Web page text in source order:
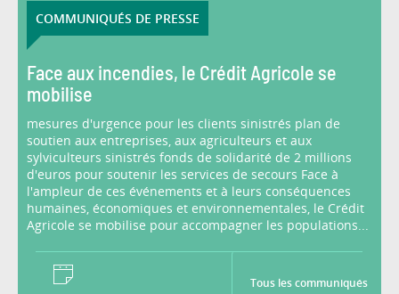
COMMUNIQUÉS DE PRESSE
Face aux incendies, le Crédit Agricole se
mobilise
mesures d'urgence pour les clients sinistrés plan de
soutien aux entreprises, aux agriculteurs et aux
sylviculteurs sinistrés fonds de solidarité de 2 millions
d'euros pour soutenir les services de secours Face à
l'ampleur de ces événements et à leurs conséquences
humaines, économiques et environnementales, le Crédit
Agricole se mobilise pour accompagner les populations...
Tous les communiqués